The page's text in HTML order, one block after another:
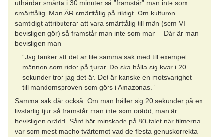
uthärdar smärta i 30 minuter så ”framstår” man inte som
smärttålig. Man ÄR smärttålig på riktigt. Om kulturen
samtidigt attributerar att vara smärttålig till män (som VI
bevisligen gör) så framstår man inte som man – Där är man
bevisligen man.
”Jag tänker att det är lite samma sak med till exempel
männen som rider på tjurar. De ska hålla sig kvar i 20
sekunder tror jag det är. Det är kanske en motsvarighet
till mandomsproven som görs i Amazonas.”
Samma sak där också. Om man håller sig 20 sekunder på en
livsfarlig tjur så framstår man inte som orädd, man är
bevisligen orädd. Sånt här minskade på 80-talet när filmerna
var som mest macho tvärtemot vad de flesta genuskorrekta